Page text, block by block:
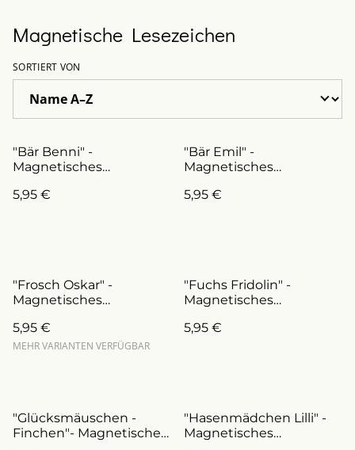
Magnetische Lesezeichen
SORTIERT VON
"Bär Benni" -
Magnetisches
(ArtNr.L0008)
5,95 €
"Bär Emil" -
Magnetisches
(ArtNr.L0013)
5,95 €
"Frosch Oskar" -
Magnetisches
(ArtNr.L0004)
5,95 €
MEHR VARIANTEN VERFÜGBAR
"Fuchs Fridolin" -
Magnetisches
(ArtNr.L0019)
5,95 €
"Glücksmäuschen -
Finchen"- Magnetisches
"Hasenmädchen Lilli" -
Magnetisches